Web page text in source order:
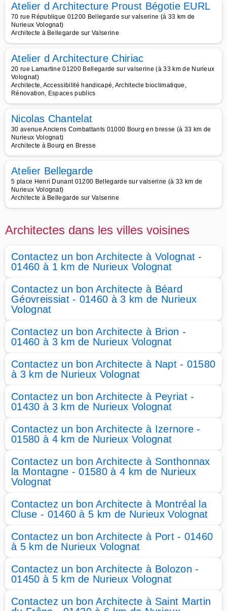
Atelier d Architecture Proust Bégotie EURL
70 rue République 01200 Bellegarde sur valserine (à 33 km de
Nurieux Volognat)
Architecte à Bellegarde sur Valserine
Atelier d Architecture Chiriac
20 rue Lamartine 01200 Bellegarde sur valserine (à 33 km de Nurieux
Volognat)
Architecte, Accessibilité handicapé, Architecte bioclimatique,
Rénovation, Espaces publics
Nicolas Chantelat
30 avenue Anciens Combattants 01000 Bourg en bresse (à 33 km de
Nurieux Volognat)
Architecte à Bourg en Bresse
Atelier Bellegarde
5 place Henri Dunant 01200 Bellegarde sur valserine (à 33 km de
Nurieux Volognat)
Architecte à Bellegarde sur Valserine
Architectes dans les villes voisines
Contactez un bon Architecte à Volognat -
01460 à 1 km de Nurieux Volognat
Contactez un bon Architecte à Béard
Géovreissiat - 01460 à 3 km de Nurieux
Volognat
Contactez un bon Architecte à Brion -
01460 à 3 km de Nurieux Volognat
Contactez un bon Architecte à Napt - 01580
à 3 km de Nurieux Volognat
Contactez un bon Architecte à Peyriat -
01430 à 3 km de Nurieux Volognat
Contactez un bon Architecte à Izernore -
01580 à 4 km de Nurieux Volognat
Contactez un bon Architecte à Sonthonnax
la Montagne - 01580 à 4 km de Nurieux
Volognat
Contactez un bon Architecte à Montréal la
Cluse - 01460 à 5 km de Nurieux Volognat
Contactez un bon Architecte à Port - 01460
à 5 km de Nurieux Volognat
Contactez un bon Architecte à Bolozon -
01450 à 5 km de Nurieux Volognat
Contactez un bon Architecte à Saint Martin